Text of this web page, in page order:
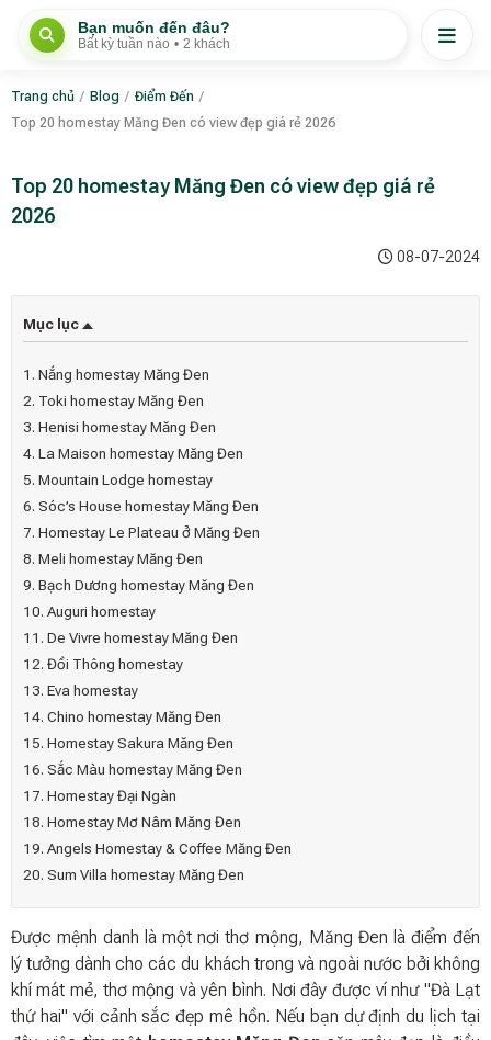
Bạn muốn đến đâu?
Bất kỳ tuần nào • 2 khách
Trang chủ / Blog / Điểm Đến /
Top 20 homestay Măng Đen có view đẹp giá rẻ 2026
Top 20 homestay Măng Đen có view đẹp giá rẻ
2026
08-07-2024
Mục lục
1. Nắng homestay Măng Đen
2. Toki homestay Măng Đen
3. Henisi homestay Măng Đen
4. La Maison homestay Măng Đen
5. Mountain Lodge homestay
6. Sóc’s House homestay Măng Đen
7. Homestay Le Plateau ở Măng Đen
8. Meli homestay Măng Đen
9. Bạch Dương homestay Măng Đen
10. Auguri homestay
11. De Vivre homestay Măng Đen
12. Đồi Thông homestay
13. Eva homestay
14. Chino homestay Măng Đen
15. Homestay Sakura Măng Đen
16. Sắc Màu homestay Măng Đen
17. Homestay Đại Ngàn
18. Homestay Mơ Nâm Măng Đen
19. Angels Homestay & Coffee Măng Đen
20. Sum Villa homestay Măng Đen
Được mệnh danh là một nơi thơ mộng, Măng Đen là điểm đến
lý tưởng dành cho các du khách trong và ngoài nước bởi không
khí mát mẻ, thơ mộng và yên bình. Nơi đây được ví như "Đà Lạt
thứ hai" với cảnh sắc đẹp mê hồn. Nếu bạn dự định du lịch tại